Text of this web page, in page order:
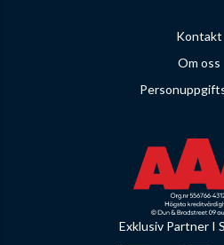
Kontakt
Om oss
Exklusiv Partner I